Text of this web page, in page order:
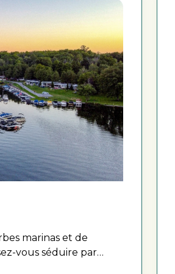
marinas et de
vous séduire par
de nos campings.